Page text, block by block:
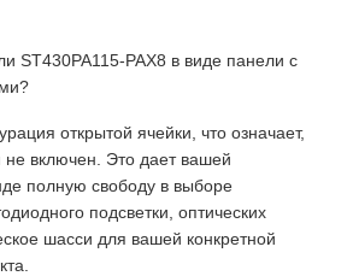
ST430PA115-PAX8 в виде панели с
открытой ячейки, что означает,
не включен. Это дает вашей
полную свободу в выборе
подсветки, оптических
шасси для вашей конкретной